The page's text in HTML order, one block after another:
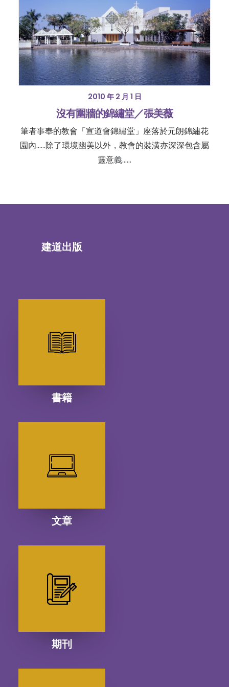
2010 年 2 月 1 日
沒有圍牆的錦繡堂／張美薇
筆者事奉的教會「宣道會錦繡堂」座落於元朗錦繡花
園內......除了環境幽美以外，教會的裝潢亦深深包含屬
靈意義......
建道出版
書籍
文章
期刊